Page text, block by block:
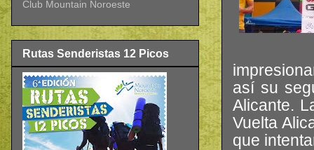
así su
Alicante.
Vuelta
que
Club Mountain Noroeste
Rutas Senderistas 12 Picos